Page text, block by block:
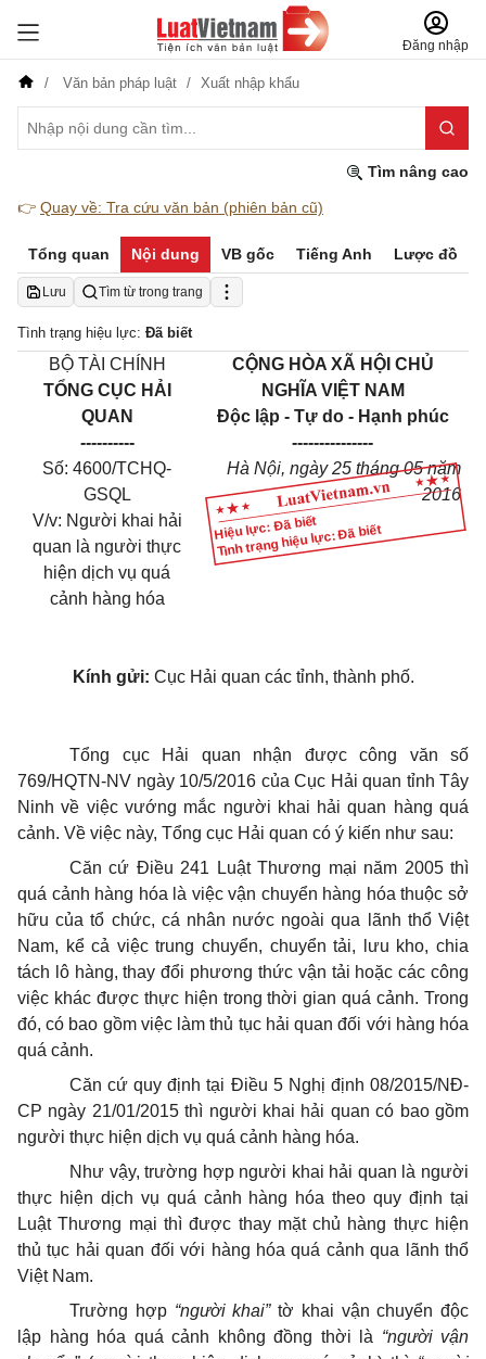
Đăng nhập
Văn bản pháp luật Xuất nhập khẩu
Tìm nâng cao
👉 Quay về: Tra cứu văn bản (phiên bản cũ)
Tổng quan Nội dung VB gốc Tiếng Anh Lược đồ
Lưu Tìm từ trong trang
Tình trạng hiệu lực: Đã biết
Hiệu lực: Đã biết
Tình trạng hiệu lực: Đã biết
BỘ TÀI CHÍNH
TỔNG CỤC HẢI
QUAN
----------
Số: 4600/TCHQ-
GSQL
V/v: Người khai hải
quan là người thực
hiện dịch vụ quá
cảnh hàng hóa
CỘNG HÒA XÃ HỘI CHỦ
NGHĨA VIỆT NAM
Độc lập - Tự do - Hạnh phúc
---------------
Hà Nội, ngày 25 tháng 05 năm
2016
Kính gửi: Cục Hải quan các tỉnh, thành phố.
Tổng cục Hải quan nhận được công văn số
769/HQTN-NV ngày 10/5/2016 của Cục Hải quan tỉnh Tây
Ninh về việc vướng mắc người khai hải quan hàng quá
cảnh. Về việc này, Tổng cục Hải quan có ý kiến như sau:
Căn cứ Điều 241 Luật Thương mại năm 2005 thì
quá cảnh hàng hóa là việc vận chuyển hàng hóa thuộc sở
hữu của tổ chức, cá nhân nước ngoài qua lãnh thổ Việt
Nam, kể cả việc trung chuyển, chuyển tải, lưu kho, chia
tách lô hàng, thay đổi phương thức vận tải hoặc các công
việc khác được thực hiện trong thời gian quá cảnh. Trong
đó, có bao gồm việc làm thủ tục hải quan đối với hàng hóa
quá cảnh.
Căn cứ quy định tại Điều 5 Nghị định 08/2015/NĐ-
CP ngày 21/01/2015 thì người khai hải quan có bao gồm
người thực hiện dịch vụ quá cảnh hàng hóa.
Như vậy, trường hợp người khai hải quan là người
thực hiện dịch vụ quá cảnh hàng hóa theo quy định tại
Luật Thương mại thì được thay mặt chủ hàng thực hiện
thủ tục hải quan đối với hàng hóa quá cảnh qua lãnh thổ
Việt Nam.
Trường hợp “người khai”tờ khai vận chuyển độc
lập hàng hóa quá cảnh không đồng thời là “người vận